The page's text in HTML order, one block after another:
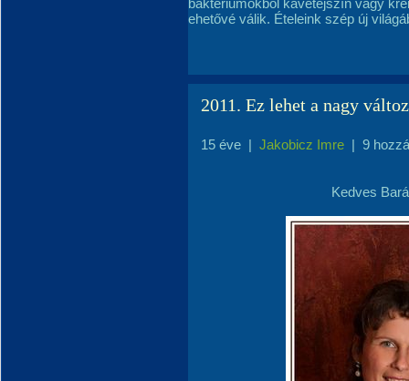
ehetővé válik. Ételeink szép új
2011. Ez lehet a nagy
15 éve | Jakobicz Imre | 9
Kedves